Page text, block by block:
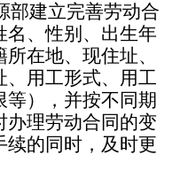
部建立完善劳动合
名、性别、出生年
在地、现住址、
、用工形式、用工
等），并按不同期
办理劳动合同的变
续的同时，及时更